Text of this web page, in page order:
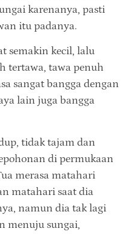
karenanya, pasti
itu padanya.
semakin kecil, lalu
tertawa, tawa penuh
sangat bangga dengan
lain juga bangga
tidak tajam dan
di permukaan
merasa matahari
matahari saat dia
namun dia tak lagi
menuju sungai,